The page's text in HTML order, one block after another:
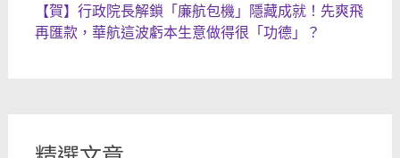
【賀】行政院長解鎖「廉航包機」隱藏成就！先爽飛
再匯款，華航這波虧本生意做得很「功德」？